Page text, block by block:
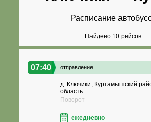
Расписание
Найдено 10 рейсов
07:40 отправление
д. Ключики, Куртамышский
область
Поворот
ежедневно